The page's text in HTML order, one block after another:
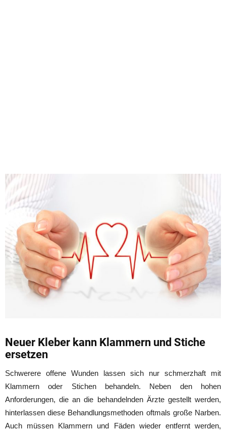
Neuer Kleber kann Klammern und Stiche
ersetzen
Schwerere offene Wunden lassen sich nur schmerzhaft mit
Klammern oder Stichen behandeln. Neben den hohen
Anforderungen, die an die behandelnden Ärzte gestellt werden,
hinterlassen diese Behandlungsmethoden oftmals große Narben.
Auch müssen Klammern und Fäden wieder entfernt werden,